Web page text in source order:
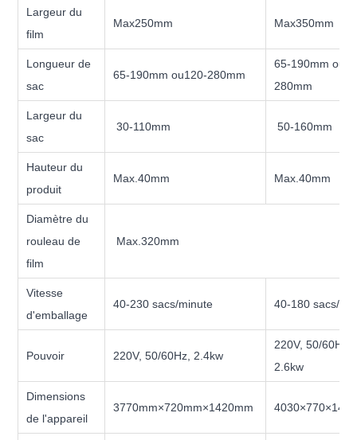
Largeur du
film
Max250mm Max350mm
Longueur de
sac
65-190mm ou120-280mm
65-190mm
280mm
Largeur du
sac
30-110mm 50-160mm
Hauteur du
produit
Max.40mm Max.40mm
Diamètre du
rouleau de
film
Max.320mm
Vitesse
d'emballage
40-230 sacs/minute 40-180 sacs/
Pouvoir 220V, 50/60Hz, 2.4kw
220V, 50/60Hz,
2.6kw
Dimensions
de l'appareil
3770mm×720mm×1420mm